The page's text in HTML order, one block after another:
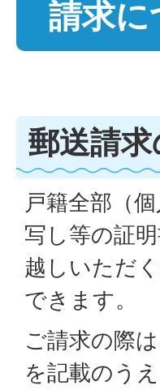
請求に
郵送請
戸籍全部（
写し等の証
越しいただ
できます。
ご請求の際
を記載のう